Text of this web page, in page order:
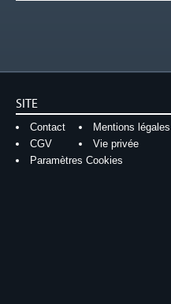
SITE
Contact
Mentions légales
CGV
Vie privée
Paramètres Cookies